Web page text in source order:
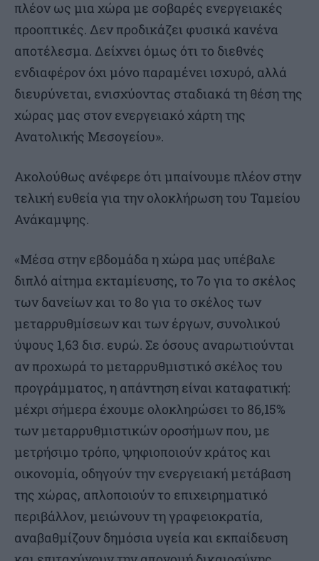
πλέον ως μια χώρα με σοβαρές ενεργειακές
προοπτικές. Δεν προδικάζει φυσικά κανένα
αποτέλεσμα. Δείχνει όμως ότι το διεθνές
ενδιαφέρον όχι μόνο παραμένει ισχυρό, αλλά
διευρύνεται, ενισχύοντας σταδιακά τη θέση της
χώρας μας στον ενεργειακό χάρτη της
Ανατολικής Μεσογείου».
Ακολούθως ανέφερε ότι μπαίνουμε πλέον στην
τελική ευθεία για την ολοκλήρωση του Ταμείου
Ανάκαμψης.
«Μέσα στην εβδομάδα η χώρα μας υπέβαλε
διπλό αίτημα εκταμίευσης, το 7ο για το σκέλος
των δανείων και το 8ο για το σκέλος των
μεταρρυθμίσεων και των έργων, συνολικού
ύψους 1,63 δισ. ευρώ. Σε όσους αναρωτιούνται
αν προχωρά το μεταρρυθμιστικό σκέλος του
προγράμματος, η απάντηση είναι καταφατική:
μέχρι σήμερα έχουμε ολοκληρώσει το 86,15%
των μεταρρυθμιστικών οροσήμων που, με
μετρήσιμο τρόπο, ψηφιοποιούν κράτος και
οικονομία, οδηγούν την ενεργειακή μετάβαση
της χώρας, απλοποιούν το επιχειρηματικό
περιβάλλον, μειώνουν τη γραφειοκρατία,
αναβαθμίζουν δημόσια υγεία και εκπαίδευση